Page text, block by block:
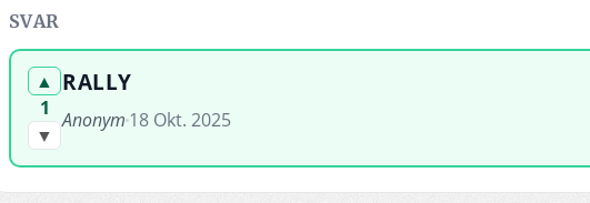
SVAR
▲
1
▼
RALLY
Anonym 18 Okt. 2025